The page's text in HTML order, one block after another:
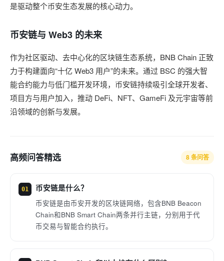
是驱动整个币安生态发展的核心动力。
币安链与 Web3 的未来
作为社区驱动、去中心化的区块链生态系统，BNB Chain 正致
力于构建面向“十亿 Web3 用户”的未来。通过 BSC 的强大智
能合约能力与低门槛开发环境，币安链持续吸引全球开发者、
项目方与用户加入，推动 DeFi、NFT、GameFi 及元宇宙等前
沿领域的创新与发展。
高频问答精选 8 条问答
01 币安链是什么？
币安链是由币安开发的区块链网络，包含BNB Beacon
Chain和BNB Smart Chain两条并行主链，分别用于代
币交易与智能合约执行。